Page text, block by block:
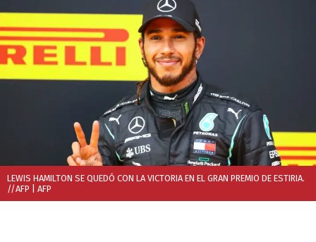
LEWIS HAMILTON SE QUEDÓ CON LA VICTORIA EN EL GRAN PREMIO DE ESTIRIA.
//AFP | AFP